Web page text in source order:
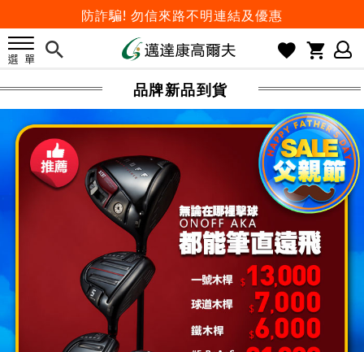
歡迎體驗公益店Friends Screen模擬器
刷台新卡滿 $6000 分 3 期 0 利率
消費滿 $2000 享免運
Happy Father's Day
2026邁達康盃 開始受理報名
7月份 門市免費試打日程 已公佈!
防詐騙! 勿信來路不明連結及優惠
歡迎體驗公益店Friends Screen模擬器
刷台新卡滿 $6000 分 3 期 0 利率
Golf Point 會員回饋積點
消費滿 $2000 享免運
品牌新品到貨